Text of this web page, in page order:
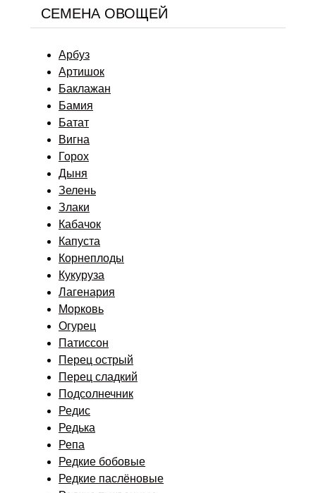
СЕМЕНА ОВОЩЕЙ
Арбуз
Артишок
Баклажан
Бамия
Батат
Вигна
Горох
Дыня
Зелень
Злаки
Кабачок
Капуста
Корнеплоды
Кукуруза
Лагенария
Морковь
Огурец
Патиссон
Перец острый
Перец сладкий
Подсолнечник
Редис
Редька
Репа
Редкие бобовые
Редкие паслёновые